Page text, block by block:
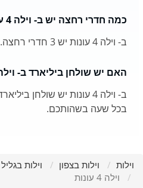
כמה חדרי רחצה יש ב- וילה 4 עונות?
ב- וילה 4 עונות יש 3 חדרי רחצה.
האם יש שולחן ביליארד ב- וילה 4
ב- וילה 4 עונות יש שולחן
בכל שעה בשהותכם.
וילות וילות בצפון וילות
וילה 4 עונות